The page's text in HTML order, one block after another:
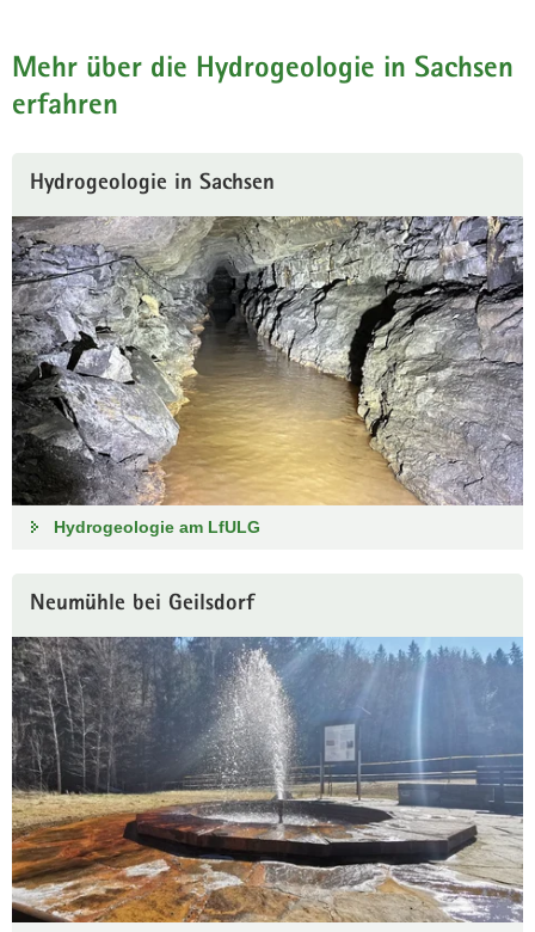
Mehr über die Hydrogeologie in Sachsen
erfahren
Hydrogeologie in Sachsen
Hydrogeologie am LfULG
Neumühle bei Geilsdorf